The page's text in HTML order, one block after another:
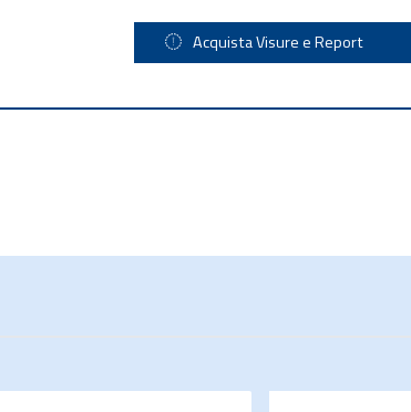
Acquista Visure e Report